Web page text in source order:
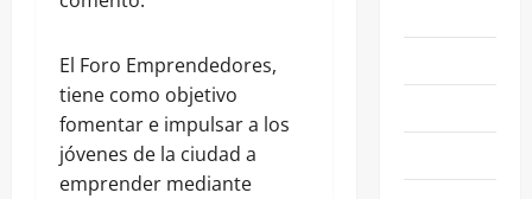
El Foro Emprendedores,
tiene como objetivo
fomentar e impulsar a los
jóvenes de la ciudad a
emprender mediante